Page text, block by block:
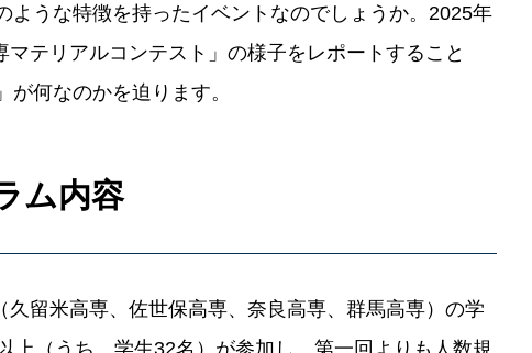
ような特徴を持ったイベントなのでしょうか。2025年
テリアルコンテスト」の様子をレポートすること
何なのかを迫ります。
ム内容
留米高専、佐世保高専、奈良高専、群馬高専）の学
上（うち、学生32名）が参加し、第一回よりも人数規